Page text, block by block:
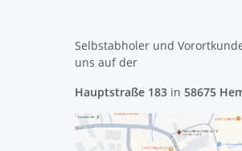
Selbstabholer und
uns auf der
Hauptstraße 183 in 58675